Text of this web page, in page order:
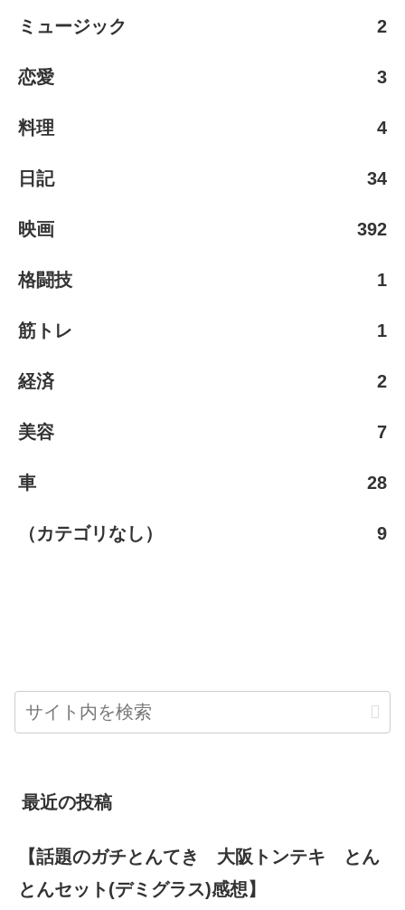
ミュージック 2
恋愛 3
料理 4
日記 34
映画 392
格闘技 1
筋トレ 1
経済 2
美容 7
車 28
（カテゴリなし） 9
最近の投稿
【話題のガチとんてき 大阪トンテキ とん
とんセット(デミグラス)感想】